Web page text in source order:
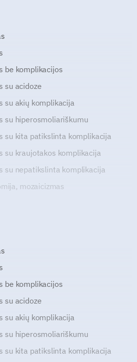
be komplikacijos
su acidoze
su akių komplikacija
su hiperosmoliariškumu
su kita patikslinta komplikacija
su kraujotakos komplikacija
su nepatikslinta komplikacija
mozaicizmas
be komplikacijos
su acidoze
su akių komplikacija
su hiperosmoliariškumu
su kita patikslinta komplikacija